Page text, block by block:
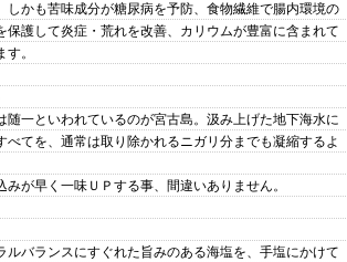
かも苦味成分が糖尿病を予防、食物繊維で腸内環境の
護して炎症・荒れを改善、カリウムが豊富に含まれて
。
一といわれているのが宮古島。汲み上げた地下海水に
てを、通常は取り除かれるニガリ分までも凝縮するよ
が早く一味ＵＰする事、間違いありません。
バランスにすぐれた旨みのある海塩を、手塩にかけて